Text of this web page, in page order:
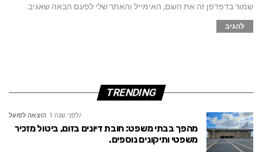
שמור בדפדפן זה את השם, האימייל והאתר שלי לפעם הבאה שאגיב.
TRENDING
הוצאה לפועל לפני שנה 1
מהפך בבתי משפט: חובת דיונים בזום, ביטול מזכיר
משפטי ותיקונים נוספים.